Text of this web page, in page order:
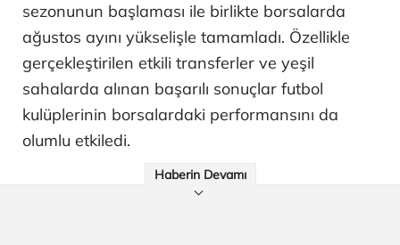
sezonunun başlaması ile birlikte borsalarda
ağustos ayını yükselişle tamamladı. Özellikle
gerçekleştirilen etkili transferler ve yeşil
sahalarda alınan başarılı sonuçlar futbol
kulüplerinin borsalardaki performansını da
olumlu etkiledi.
Haberin Devamı